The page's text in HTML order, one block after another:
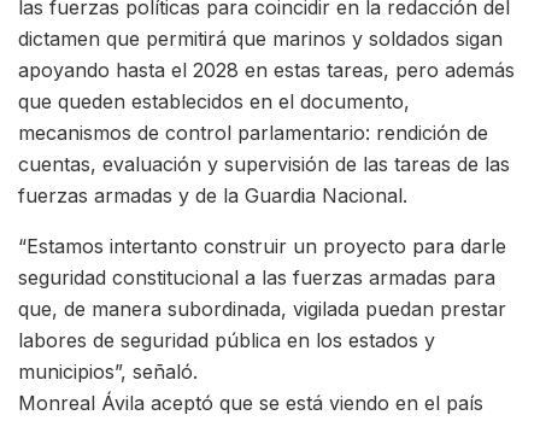
las fuerzas políticas para coincidir en la redacción del
dictamen que permitirá que marinos y soldados sigan
apoyando hasta el 2028 en estas tareas, pero además
que queden establecidos en el documento,
mecanismos de control parlamentario: rendición de
cuentas, evaluación y supervisión de las tareas de las
fuerzas armadas y de la Guardia Nacional.
“Estamos intertanto construir un proyecto para darle
seguridad constitucional a las fuerzas armadas para
que, de manera subordinada, vigilada puedan prestar
labores de seguridad pública en los estados y
municipios”, señaló.
Monreal Ávila aceptó que se está viendo en el país